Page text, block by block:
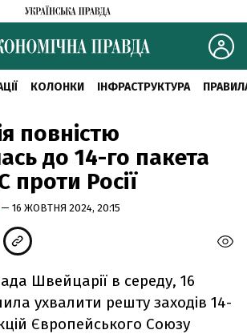
КОЛОНКИ ІНФРАСТРУКТУРА
повністю
до 14-го пакета
проти Росії
— 16 ЖОВТНЯ 2024, 20:15
Швейцарії в середу, 16
ухвалити решту заходів 14-
Європейського Союзу